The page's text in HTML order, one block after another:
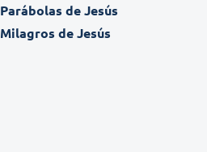
Parábolas de Jesús
Milagros de Jesús